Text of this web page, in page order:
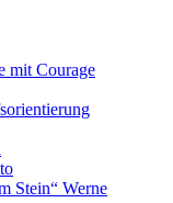
mit Courage
Stein“ Werne